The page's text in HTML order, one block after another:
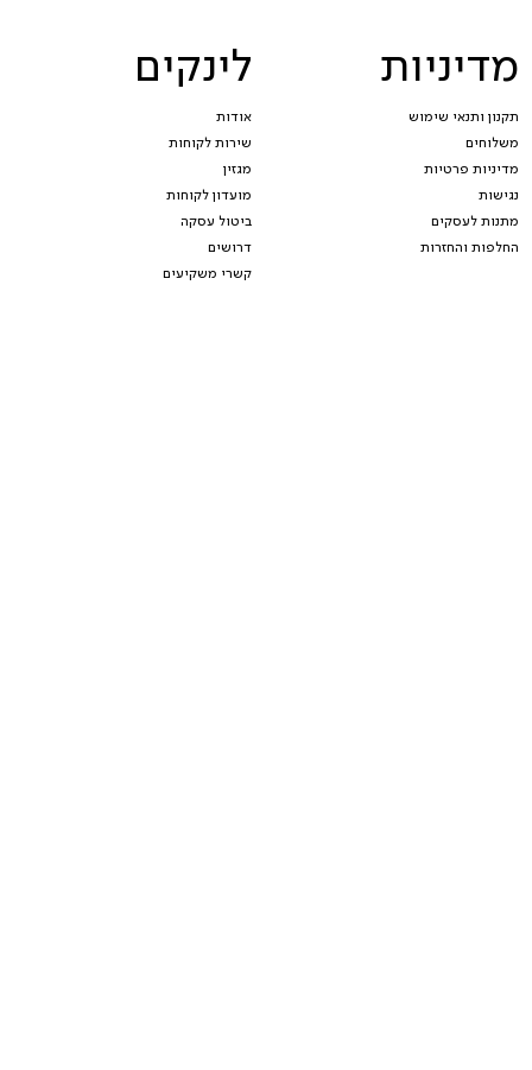
מדיניות
תקנון ותנאי שימוש
משלוחים
מדיניות פרטיות
נגישות
מתנות לעסקים
החלפות והחזרות
לינקים
אודות
שירות לקוחות
מגזין
מועדון לקוחות
ביטול עסקה
דרושים
קשרי משקיעים